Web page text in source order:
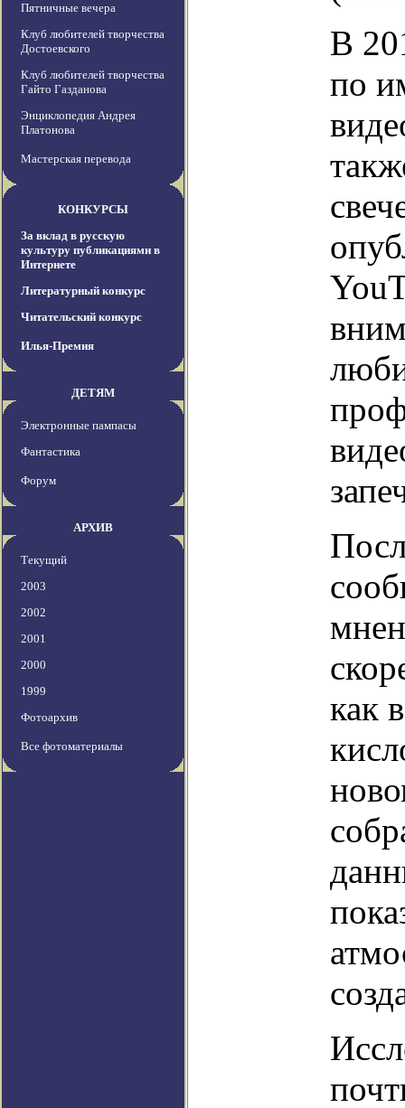
Пятничные вечера
Клуб любителей творчества
Достоевского
Клуб любителей творчества
Гайто Газданова
Энциклопедия Андрея
Платонова
Мастерская перевода
КОНКУРСЫ
За вклад в русскую
культуру публикациями в
Интернете
Литературный конкурс
Читательский конкурс
Илья-Премия
ДЕТЯМ
Электронные пампасы
Фантастика
Форум
АРХИВ
Текущий
2003
2002
2001
2000
1999
Фотоархив
Все фотоматериалы
В
по
как